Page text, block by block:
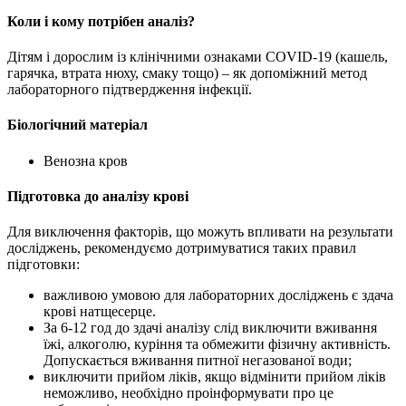
Коли і кому потрібен аналіз?
Дітям і дорослим із клінічними ознаками COVID-19 (кашель,
гарячка, втрата нюху, смаку тощо) – як допоміжний метод
лабораторного підтвердження інфекції.
Біологічний матеріал
Венозна кров
Підготовка до аналізу крові
Для виключення факторів, що можуть впливати на результати
досліджень, рекомендуємо дотримуватися таких правил
підготовки:
важливою умовою для лабораторних досліджень є здача
крові натщесерце.
За 6-12 год до здачі аналізу слід виключити вживання
їжі, алкоголю, куріння та обмежити фізичну активність.
Допускається вживання питної негазованої води;
виключити прийом ліків, якщо відмінити прийом ліків
неможливо, необхідно проінформувати про це